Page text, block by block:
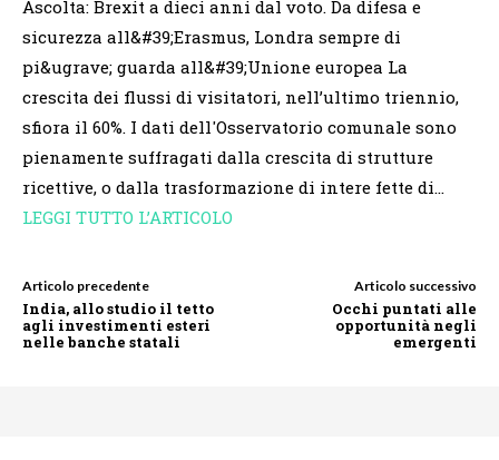
Ascolta: Brexit a dieci anni dal voto. Da difesa e
sicurezza all&#39;Erasmus, Londra sempre di
pi&ugrave; guarda all&#39;Unione europea La
crescita dei flussi di visitatori, nell’ultimo triennio,
sfiora il 60%. I dati dell'Osservatorio comunale sono
pienamente suffragati dalla crescita di strutture
ricettive, o dalla trasformazione di intere fette di…
LEGGI TUTTO L’ARTICOLO
Articolo precedente
India, allo studio il tetto
agli investimenti esteri
nelle banche statali
Articolo successivo
Occhi puntati alle
opportunità negli
emergenti